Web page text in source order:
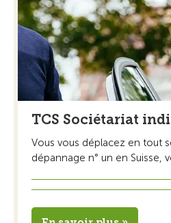
TCS Sociétariat
Vous vous déplacez en tout
dépannage n° un en Suisse,